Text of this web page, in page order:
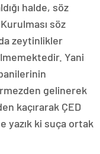
halde, söz
söz
zeytinlikler
Yani
gelinerek
kaçırarak ÇED
yazık ki suça ortak